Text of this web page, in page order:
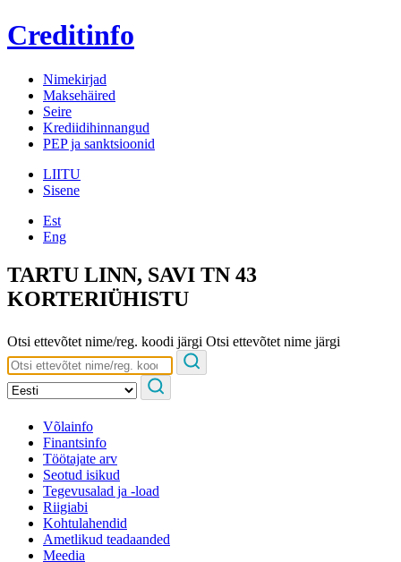
Creditinfo
Nimekirjad
Maksehäired
Seire
Krediidihinnangud
PEP ja sanktsioonid
LIITU
Sisene
Est
Eng
TARTU LINN, SAVI TN 43
KORTERIÜHISTU
Otsi ettevõtet nime/reg. koodi järgi Otsi ettevõtet nime järgi
Võlainfo
Finantsinfo
Töötajate arv
Seotud isikud
Tegevusalad ja -load
Riigiabi
Kohtulahendid
Ametlikud teadaanded
Meedia